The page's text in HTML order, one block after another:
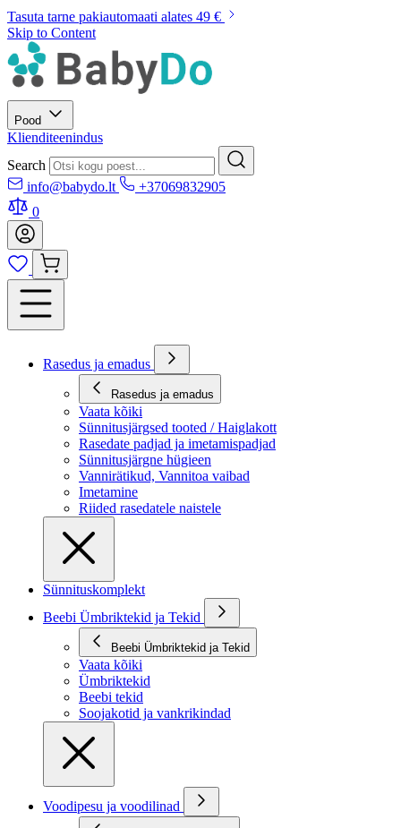
Tasuta tarne pakiautomaati alates 49 €
Skip to Content
Pood
Klienditeenindus
Search
info@babydo.lt
+37069832905
0
Rasedus ja emadus
Rasedus ja emadus
Vaata kõiki
Sünnitusjärgsed tooted / Haiglakott
Rasedate padjad ja imetamispadjad
Sünnitusjärgne hügieen
Vannirätikud, Vannitoa vaibad
Imetamine
Riided rasedatele naistele
Sünnituskomplekt
Beebi Ümbriktekid ja Tekid
Beebi Ümbriktekid ja Tekid
Vaata kõiki
Ümbriktekid
Beebi tekid
Soojakotid ja vankrikindad
Voodipesu ja voodilinad